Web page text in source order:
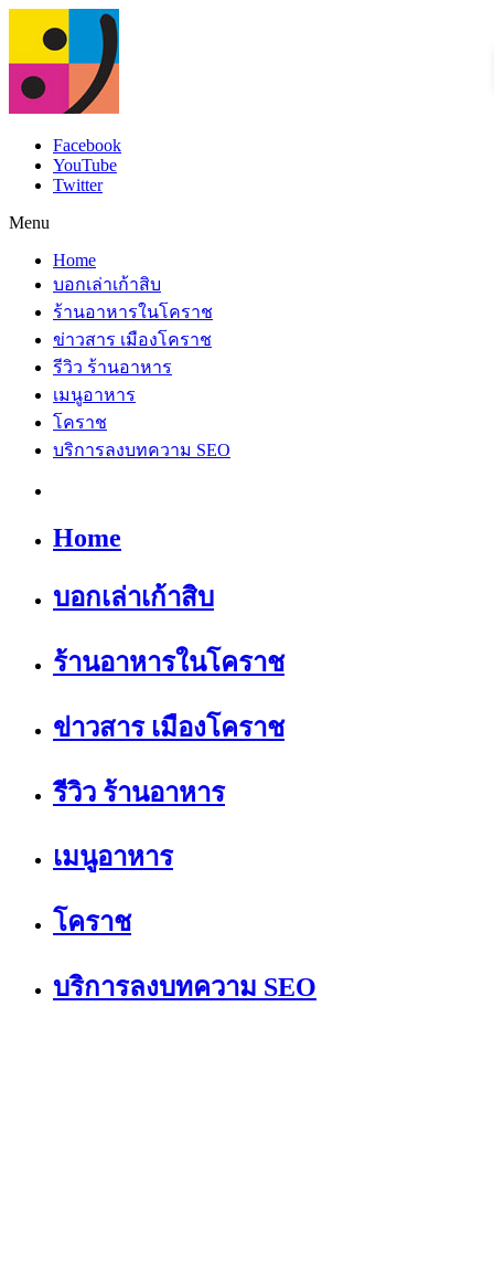
Facebook
YouTube
Twitter
Menu
Home
บอกเล่าเก้าสิบ
ร้านอาหารในโคราช
ข่าวสาร เมืองโคราช
รีวิว ร้านอาหาร
เมนูอาหาร
โคราช
บริการลงบทความ SEO
Home
บอกเล่าเก้าสิบ
ร้านอาหารในโคราช
ข่าวสาร เมืองโคราช
รีวิว ร้านอาหาร
เมนูอาหาร
โคราช
บริการลงบทความ SEO